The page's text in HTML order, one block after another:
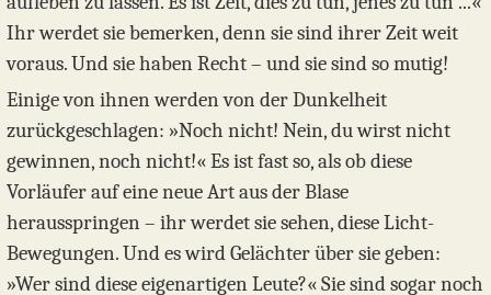
Ihr werdet sie bemerken, denn sie sind ihrer Zeit weit
voraus. Und sie haben Recht – und sie sind so mutig!
Einige von ihnen werden von der Dunkelheit
zurückgeschlagen: »Noch nicht! Nein, du wirst nicht
gewinnen, noch nicht!« Es ist fast so, als ob diese
Vorläufer auf eine neue Art aus der Blase
herausspringen – ihr werdet sie sehen, diese Licht-
Bewegungen. Und es wird Gelächter über sie geben:
»Wer sind diese eigenartigen Leute?« Sie sind sogar noch